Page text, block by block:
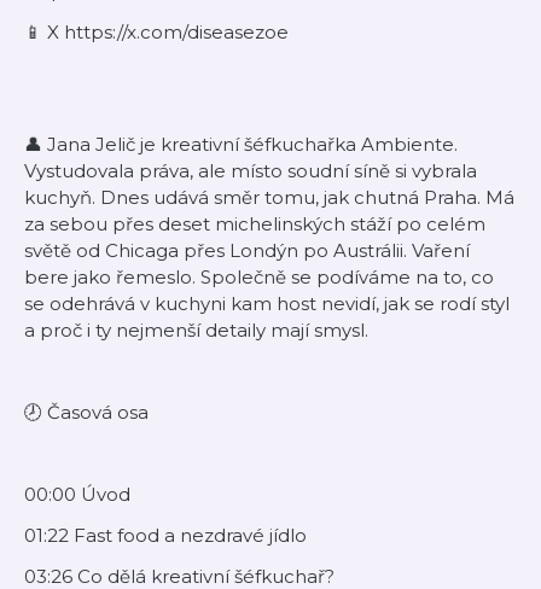
⁠📱 X https://x.com/diseasezoe
👤 Jana Jelič je kreativní šéfkuchařka Ambiente.
Vystudovala práva, ale místo soudní síně si vybrala
kuchyň. Dnes udává směr tomu, jak chutná Praha. Má
za sebou přes deset michelinských stáží po celém
světě od Chicaga přes Londýn po Austrálii. Vaření
bere jako řemeslo. Společně se podíváme na to, co
se odehrává v kuchyni kam host nevidí, jak se rodí styl
a proč i ty nejmenší detaily mají smysl.
🕗 Časová osa
00:00 Úvod
01:22 Fast food a nezdravé jídlo
03:26 Co dělá kreativní šéfkuchař?